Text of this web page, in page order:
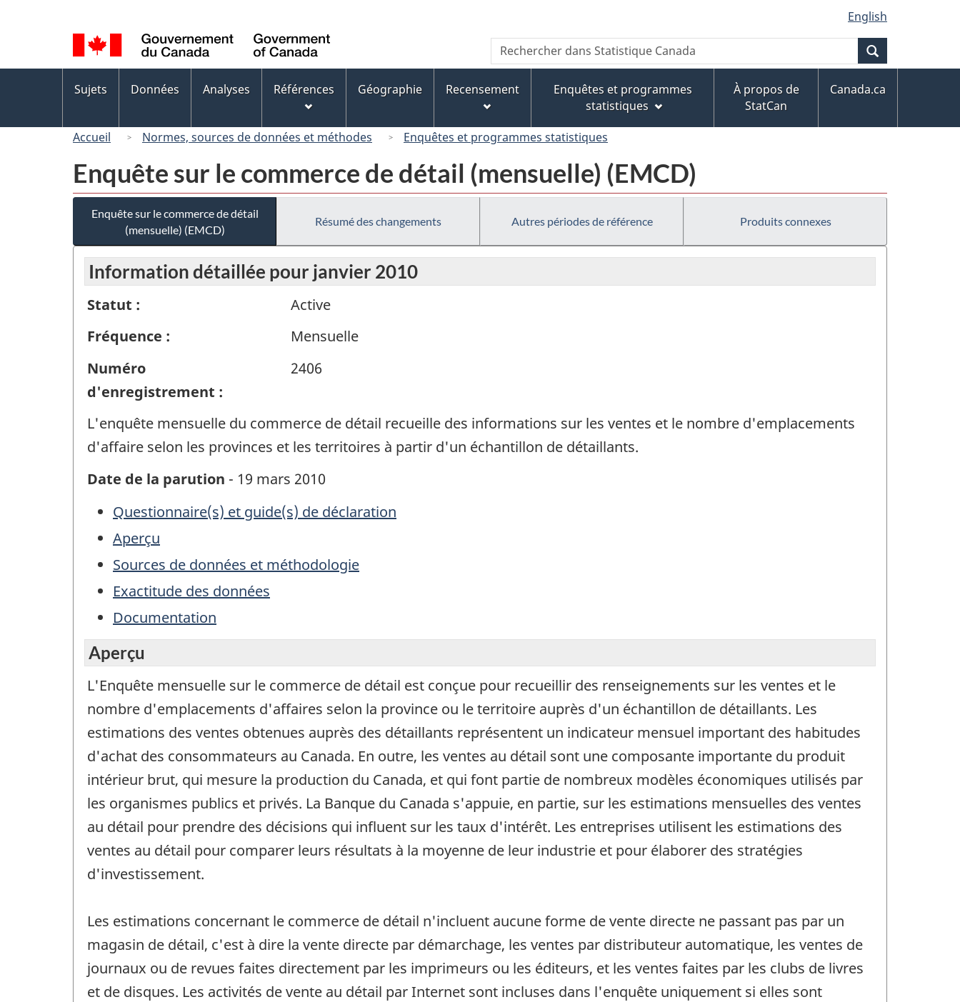
au
contenu
principal
« À
propos
de
ce
version
HTML
simplifiée
de
la
langue
English
Canada
Recherche
Rechercher
dans
Canada
des
Sujets Données Analyses Références Géographie Recensement
Enquêtes et programmes
statistiques
À propos de
StatCan
Canada.ca
Accueil Normes, sources de données et méthodes Enquêtes et programmes statistiques
Enquête sur le commerce de détail (mensuelle) (EMCD)
Enquête sur le commerce de détail
(mensuelle) (EMCD)
Résumé des changements Autres périodes de référence Produits connexes
Information détaillée pour janvier 2010
Statut :
Active
Fréquence :
Mensuelle
Numéro
d'enregistrement :
2406
L'enquête mensuelle du commerce de détail recueille des informations sur les ventes et le nombre d'emplacements
d'affaire selon les provinces et les territoires à partir d'un échantillon de détaillants.
Date de la parution - 19 mars 2010
Questionnaire(s) et guide(s) de déclaration
Aperçu
Sources de données et méthodologie
Exactitude des données
Documentation
Aperçu
L'Enquête mensuelle sur le commerce de détail est conçue pour recueillir des renseignements sur les ventes et le
nombre d'emplacements d'affaires selon la province ou le territoire auprès d'un échantillon de détaillants. Les
estimations des ventes obtenues auprès des détaillants représentent un indicateur mensuel important des habitudes
d'achat des consommateurs au Canada. En outre, les ventes au détail sont une composante importante du produit
intérieur brut, qui mesure la production du Canada, et qui font partie de nombreux modèles économiques utilisés par
les organismes publics et privés. La Banque du Canada s'appuie, en partie, sur les estimations mensuelles des ventes
au détail pour prendre des décisions qui influent sur les taux d'intérêt. Les entreprises utilisent les estimations des
ventes au détail pour comparer leurs résultats à la moyenne de leur industrie et pour élaborer des stratégies
d'investissement.
Les estimations concernant le commerce de détail n'incluent aucune forme de vente directe ne passant pas par un
magasin de détail, c'est à dire la vente directe par démarchage, les ventes par distributeur automatique, les ventes de
journaux ou de revues faites directement par les imprimeurs ou les éditeurs, et les ventes faites par les clubs de livres
et de disques. Les activités de vente au détail par Internet sont incluses dans l'enquête uniquement si elles sont